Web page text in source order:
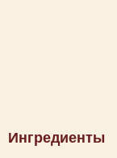
Ингредиенты